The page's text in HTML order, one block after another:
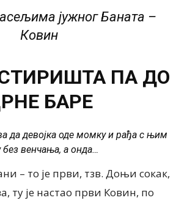
јужног Баната –
Ковин
ПА ДО
БАРЕ
да девојка оде момку и рађа с њим
без венчања, а онда…
– то је први, тзв. Доњи сокак,
ту је настао први Ковин, по